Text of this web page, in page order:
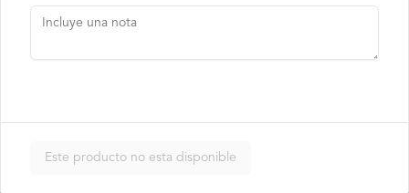
Nori Champ Roll
$7.900
Este producto no esta disponible